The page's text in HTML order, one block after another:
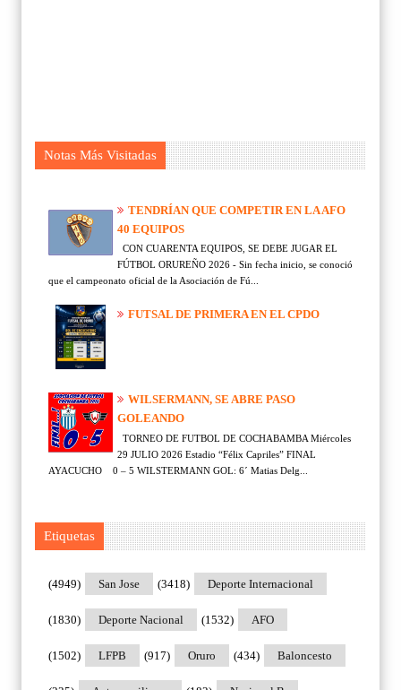
Notas Más Visitadas
TENDRÍAN QUE COMPETIR EN LA AFO
40 EQUIPOS
CON CUARENTA EQUIPOS, SE DEBE JUGAR EL
FÚTBOL ORUREÑO 2026 - Sin fecha inicio, se conoció
que el campeonato oficial de la Asociación de Fú...
FUTSAL DE PRIMERA EN EL CPDO
WILSERMANN, SE ABRE PASO
GOLEANDO
TORNEO DE FUTBOL DE COCHABAMBA Miércoles
29 JULIO 2026 Estadio “Félix Capriles” FINAL
AYACUCHO 0 – 5 WILSTERMANN GOL: 6´ Matias Delg...
Etiquetas
San Jose
(4949) Deporte Internacional
(3418)
Deporte Nacional
(1830) AFO
(1532)
LFPB
(1502) Oruro
(917) Baloncesto
(434)